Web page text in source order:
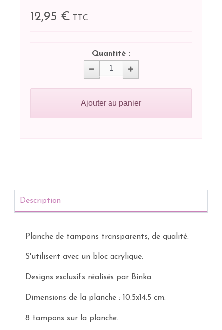
12,95 € TTC
Quantité :
Ajouter au panier
Description
Planche de tampons transparents, de qualité.
S'utilisent avec un bloc acrylique.
Designs exclusifs réalisés par Binka.
Dimensions de la planche : 10.5x14.5 cm.
8 tampons sur la planche.